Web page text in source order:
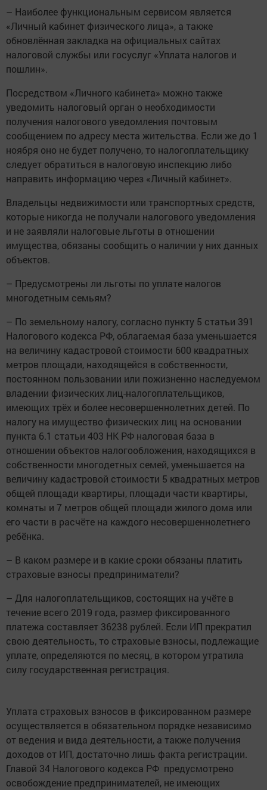
– Наиболее функциональным сервисом является
«Личный кабинет физического лица», а также
обновлённая закладка на официальных сайтах
налоговой службы или госуслуг «Уплата налогов и
пошлин».
Посредством «Личного кабинета» можно также
уведомить налоговый орган о необходимости
получения налогового уведомления почтовым
сообщением по адресу места жительства. Если же до 1
ноября оно не будет получено, то налогоплательщику
следует обратиться в налоговую инспекцию либо
направить информацию через «Личный кабинет».
Владельцы недвижимости или транспортных средств,
которые никогда не получали налогового уведомления
и не заявляли налоговые льготы в отношении
имущества, обязаны сообщить о наличии у них данных
объектов.
– Предусмотрены ли льготы по уплате налогов
многодетным семьям?
– По земельному налогу, согласно пункту 5 статьи 391
Налогового кодекса РФ, облагаемая база уменьшается
на величину кадастровой стоимости 600 квадратных
метров площади, находящейся в собственности,
постоянном пользовании или пожизненно наследуемом
владении физических лиц-налогоплательщиков,
имеющих трёх и более несовершеннолетних детей. По
налогу на имущество физических лиц на основании
пункта 6.1 статьи 403 НК РФ налоговая база в
отношении объектов налогообложения, находящихся в
собственности многодетных семей, уменьшается на
величину кадастровой стоимости 5 квадратных метров
общей площади квартиры, площади части квартиры,
комнаты и 7 метров общей площади жилого дома или
его части в расчёте на каждого несовершеннолетнего
ребёнка.
– В каком размере и в какие сроки обязаны платить
страховые взносы предприниматели?
– Для налогоплательщиков, состоящих на учёте в
течение всего 2019 года, размер фиксированного
платежа составляет 36238 рублей. Если ИП прекратил
свою деятельность, то страховые взносы, подлежащие
уплате, определяются по месяц, в котором утратила
силу государственная регистрация.
Уплата страховых взносов в фиксированном размере
осуществляется в обязательном порядке независимо
от ведения и вида деятельности, а также получения
доходов от ИП, достаточно лишь факта регистрации.
Главой 34 Налогового кодекса РФ предусмотрено
освобождение предпринимателей, не имеющих